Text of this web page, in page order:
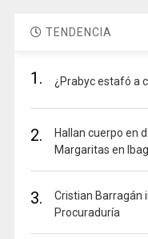
TENDENCIA
1. ¿Prabyc estafó a
2.
Hallan cuerpo en
Margaritas en
3.
Cristian Barragán
Procuraduría